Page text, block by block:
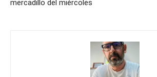
mercadillo del miércoles